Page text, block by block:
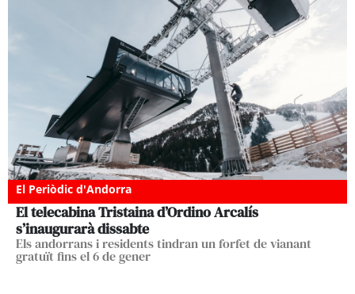
El Periòdic d'Andorra
El telecabina Tristaina d’Ordino Arcalís
s’inaugurarà dissabte
Els andorrans i residents tindran un forfet de vianant
gratuït fins el 6 de gener